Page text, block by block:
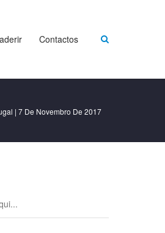
Contactos
| 7 De Novembro De 2017